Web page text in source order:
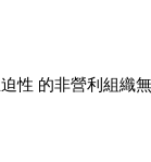
性 的非營利組織